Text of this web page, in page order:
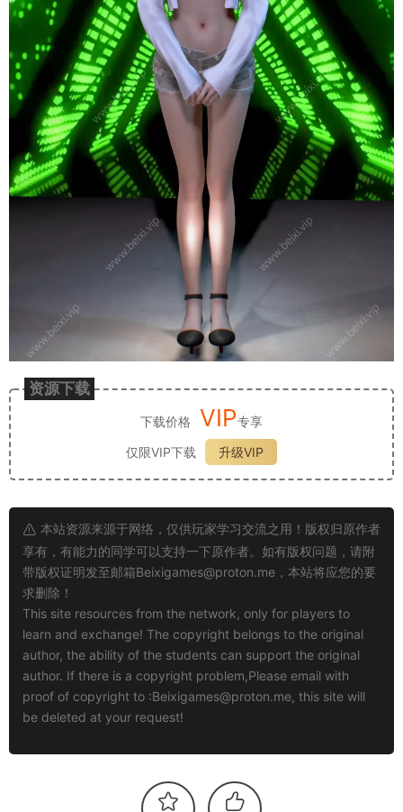
资源下载
下载价格 VIP专享
仅限VIP下载
升级VIP
本站资源来源于网络，仅供玩家学习交流之用！版权归原作者
享有，有能力的同学可以支持一下原作者。如有版权问题，请附
带版权证明发至邮箱Beixigames@proton.me ，本站将应您的要
求删除！
This site resources from the network, only for players to
learn and exchange! The copyright belongs to the original
author, the ability of the students can support the original
author. If there is a copyright problem,Please email with
proof of copyright to :Beixigames@proton.me, this site will
be deleted at your request!